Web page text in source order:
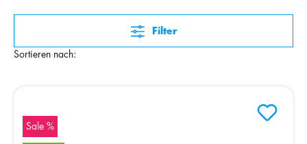
Filter
Sortieren nach:
Sale %